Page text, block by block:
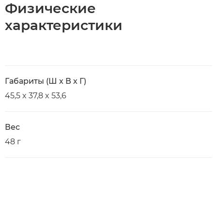
Физические
характеристики
Габариты (Ш х В х Г)
45,5 x 37,8 x 53,6
Вес
48 г